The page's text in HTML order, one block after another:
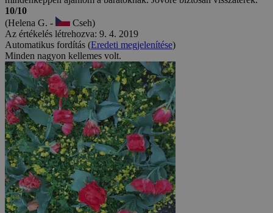
10/10
(Helena G. -
Cseh)
Az értékelés létrehozva: 9. 4. 2019
Automatikus fordítás (Eredeti megjelenítése)
Minden nagyon kellemes volt.